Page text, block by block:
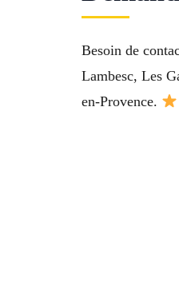
Besoin de
Lambesc, Les
en-Provence.